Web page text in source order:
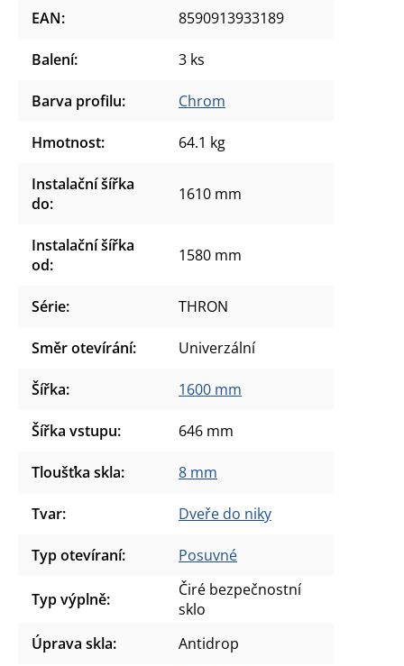
EAN: 8590913933189
Balení: 3 ks
Barva profilu: Chrom
Hmotnost: 64.1 kg
Instalační šířka
do: 1610 mm
Instalační šířka
od: 1580 mm
Série: THRON
Směr otevírání: Univerzální
Šířka: 1600 mm
Šířka vstupu: 646 mm
Tloušťka skla: 8 mm
Tvar: Dveře do niky
Typ otevíraní: Posuvné
Typ výplně:
Čiré bezpečnostní
sklo
Úprava skla: Antidrop